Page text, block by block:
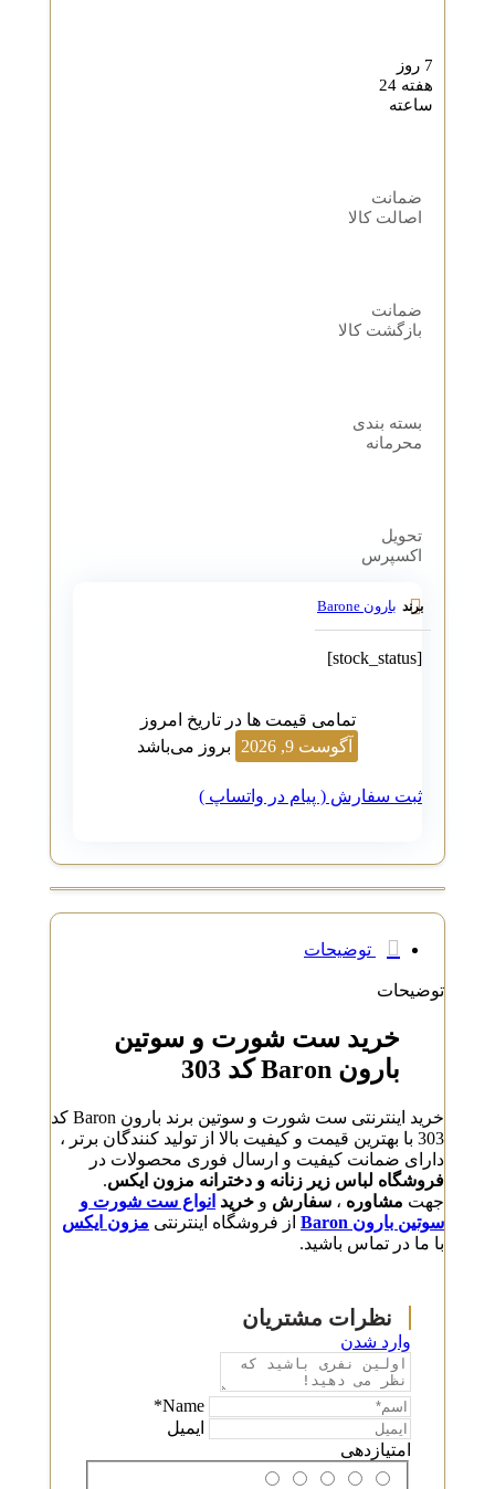
هفته 24
ساعته
ضمانت
اصالت کالا
ضمانت
بازگشت کالا
بسته بندی
محرمانه
تحویل
اکسپرس
بارون Barone
تمامی قیمت ها در تاریخ امروز
آگوست 9, 2026
بروز می‌باشد
ثبت سفارش ( پیام در واتساپ )
توضیحات
توضیحات
خرید ست شورت و سوتین
بارون Baron کد 303
خرید اینترنتی ست شورت و سوتین برند بارون Baron کد
303 با بهترین قیمت و کیفیت بالا از تولید کنندگان برتر ،
دارای ضمانت کیفیت و ارسال فوری محصولات در
فروشگاه لباس زیر زنانه و دخترانه مزون ایکس.
جهتمشاوره،سفارشوخرید انواع ست شورت و
سوتین بارون Baron
از فروشگاه اینترنتیمزون ایکس
با ما در تماس باشید.
وارد شدن
Name*
امتیازدهی